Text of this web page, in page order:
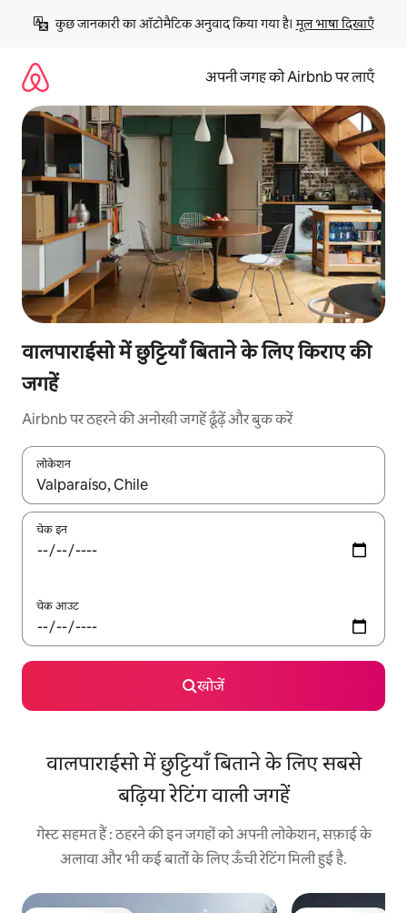
छोड़कर
कॉन्टेंट
कुछ जानकारी का ऑटोमैटिक अनुवाद किया गया है। मूल भाषा दिखाएँ
अपनी जगह को Airbnb पर लाएँ
वालपाराईसो में छुट्टियाँ बिताने के लिए किराए की
जगहें
Airbnb पर ठहरने की अनोखी जगहें ढूँढ़ें और बुक करें
लोकेशन
नतीजों के उपलब्ध होने पर, अप और डाउन 'ऐरो की' का इस्तेमाल करके नेविगेट
चेक इन
चेक आउट
खोजें
वालपाराईसो में छुट्टियाँ बिताने के लिए सबसे
बढ़िया रेटिंग वाली जगहें
गेस्ट सहमत हैं : ठहरने की इन जगहों को अपनी लोकेशन, सफ़ाई के
अलावा और भी कई बातों के लिए ऊँची रेटिंग मिली हुई है.